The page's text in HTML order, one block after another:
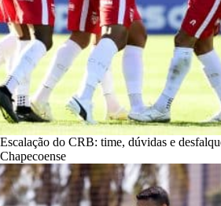
Escalação do CRB: time, dúvidas e
Chapecoense